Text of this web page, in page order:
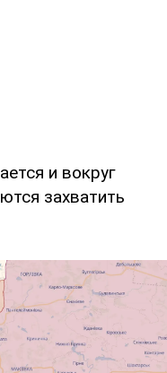
и вокруг
захватить